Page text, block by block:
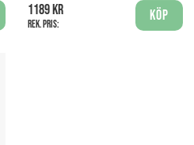
1189 kr
Rek. pris:
Köp